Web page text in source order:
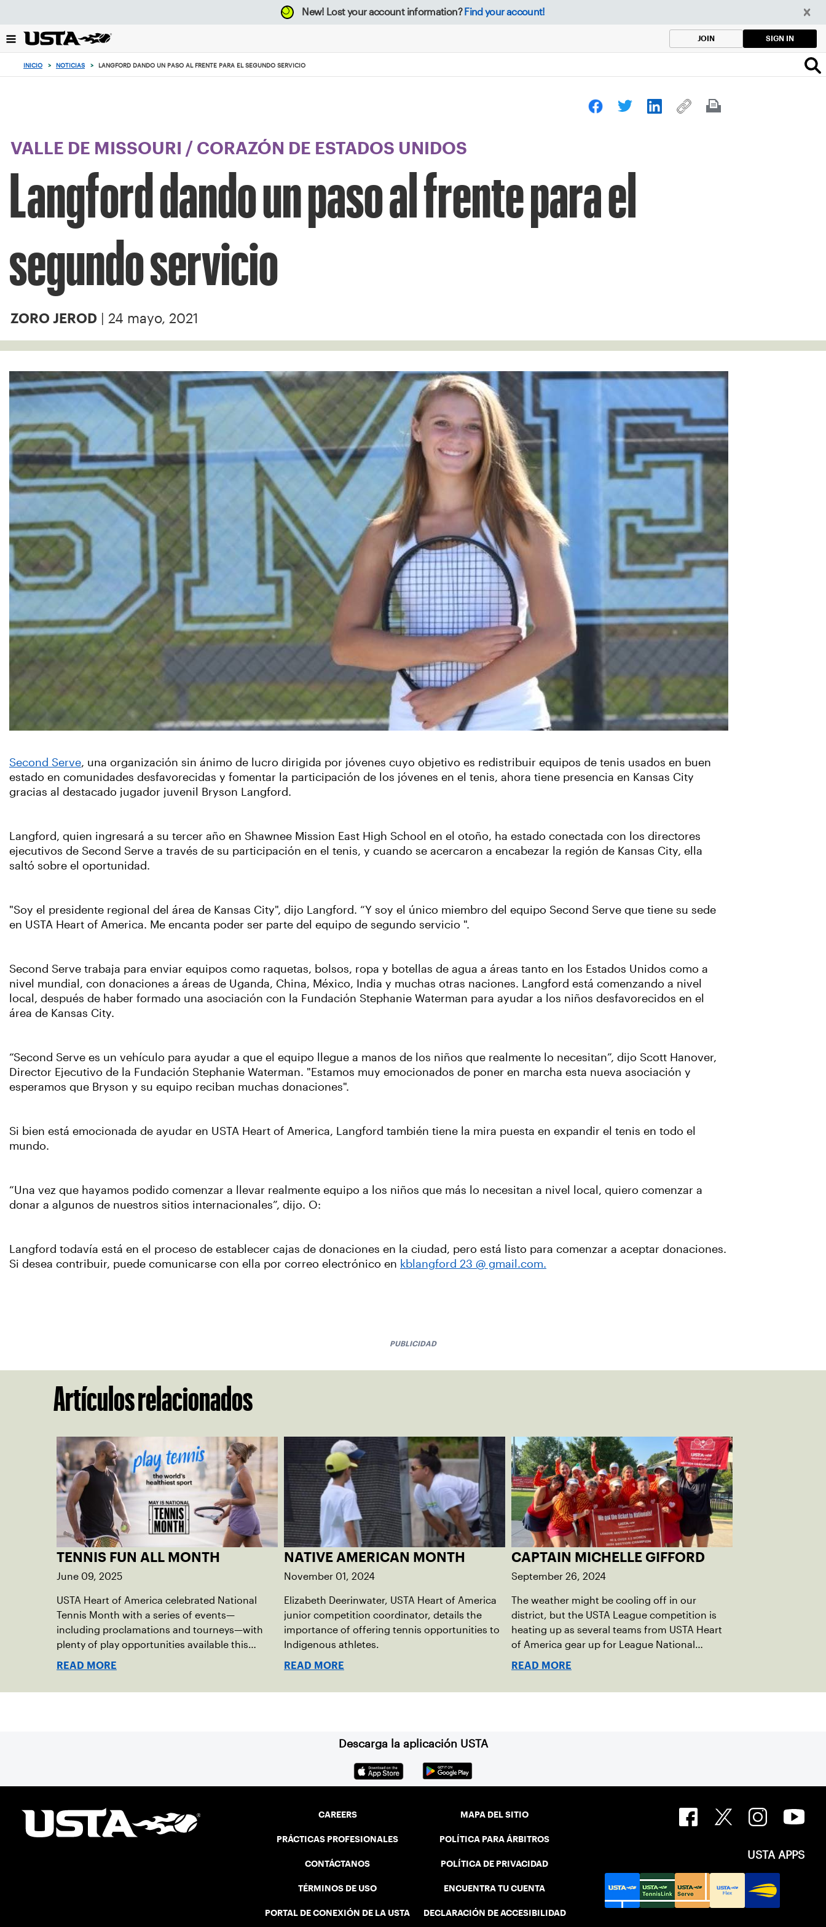
el
botón
New! Lost your account information? Find your account!
JOIN SIGN IN
INICIO > NOTICIAS > LANGFORD DANDO UN PASO AL FRENTE PARA EL SEGUNDO SERVICIO
VALLE DE MISSOURI / CORAZÓN DE ESTADOS UNIDOS
Langford dando un paso al frente para el
segundo servicio
ZORO JEROD | 24 mayo, 2021
Second Serve, una organización sin ánimo de lucro dirigida por jóvenes cuyo objetivo es redistribuir equipos de tenis usados en buen
estado en comunidades desfavorecidas y fomentar la participación de los jóvenes en el tenis, ahora tiene presencia en Kansas City
gracias al destacado jugador juvenil Bryson Langford.
Langford, quien ingresará a su tercer año en Shawnee Mission East High School en el otoño, ha estado conectada con los directores
ejecutivos de Second Serve a través de su participación en el tenis, y cuando se acercaron a encabezar la región de Kansas City, ella
saltó sobre el oportunidad.
"Soy el presidente regional del área de Kansas City", dijo Langford. “Y soy el único miembro del equipo Second Serve que tiene su sede
en USTA Heart of America. Me encanta poder ser parte del equipo de segundo servicio ".
Second Serve trabaja para enviar equipos como raquetas, bolsos, ropa y botellas de agua a áreas tanto en los Estados Unidos como a
nivel mundial, con donaciones a áreas de Uganda, China, México, India y muchas otras naciones. Langford está comenzando a nivel
local, después de haber formado una asociación con la Fundación Stephanie Waterman para ayudar a los niños desfavorecidos en el
área de Kansas City.
“Second Serve es un vehículo para ayudar a que el equipo llegue a manos de los niños que realmente lo necesitan”, dijo Scott Hanover,
Director Ejecutivo de la Fundación Stephanie Waterman. "Estamos muy emocionados de poner en marcha esta nueva asociación y
esperamos que Bryson y su equipo reciban muchas donaciones".
Si bien está emocionada de ayudar en USTA Heart of America, Langford también tiene la mira puesta en expandir el tenis en todo el
mundo.
“Una vez que hayamos podido comenzar a llevar realmente equipo a los niños que más lo necesitan a nivel local, quiero comenzar a
donar a algunos de nuestros sitios internacionales”, dijo. O:
Langford todavía está en el proceso de establecer cajas de donaciones en la ciudad, pero está listo para comenzar a aceptar donaciones.
Si desea contribuir, puede comunicarse con ella por correo electrónico en kblangford 23 @ gmail.com.
PUBLICIDAD
Artículos relacionados
TENNIS FUN ALL MONTH
June 09, 2025
USTA Heart of America celebrated National
Tennis Month with a series of events—
including proclamations and tourneys—with
plenty of play opportunities available this
summer.
READ MORE
NATIVE AMERICAN MONTH
November 01, 2024
Elizabeth Deerinwater, USTA Heart of America
junior competition coordinator, details the
importance of offering tennis opportunities to
Indigenous athletes.
READ MORE
CAPTAIN MICHELLE GIFFORD
September 26, 2024
The weather might be cooling off in our
district, but the USTA League competition is
heating up as several teams from USTA Heart
of America gear up for League National
Championships!
READ MORE
Descarga la aplicación USTA
CAREERS
PRÁCTICAS PROFESIONALES
CONTÁCTANOS
TÉRMINOS DE USO
PORTAL DE CONEXIÓN DE LA USTA
MAPA DEL SITIO
POLÍTICA PARA ÁRBITROS
POLÍTICA DE PRIVACIDAD
ENCUENTRA TU CUENTA
DECLARACIÓN DE ACCESIBILIDAD
USTA APPS